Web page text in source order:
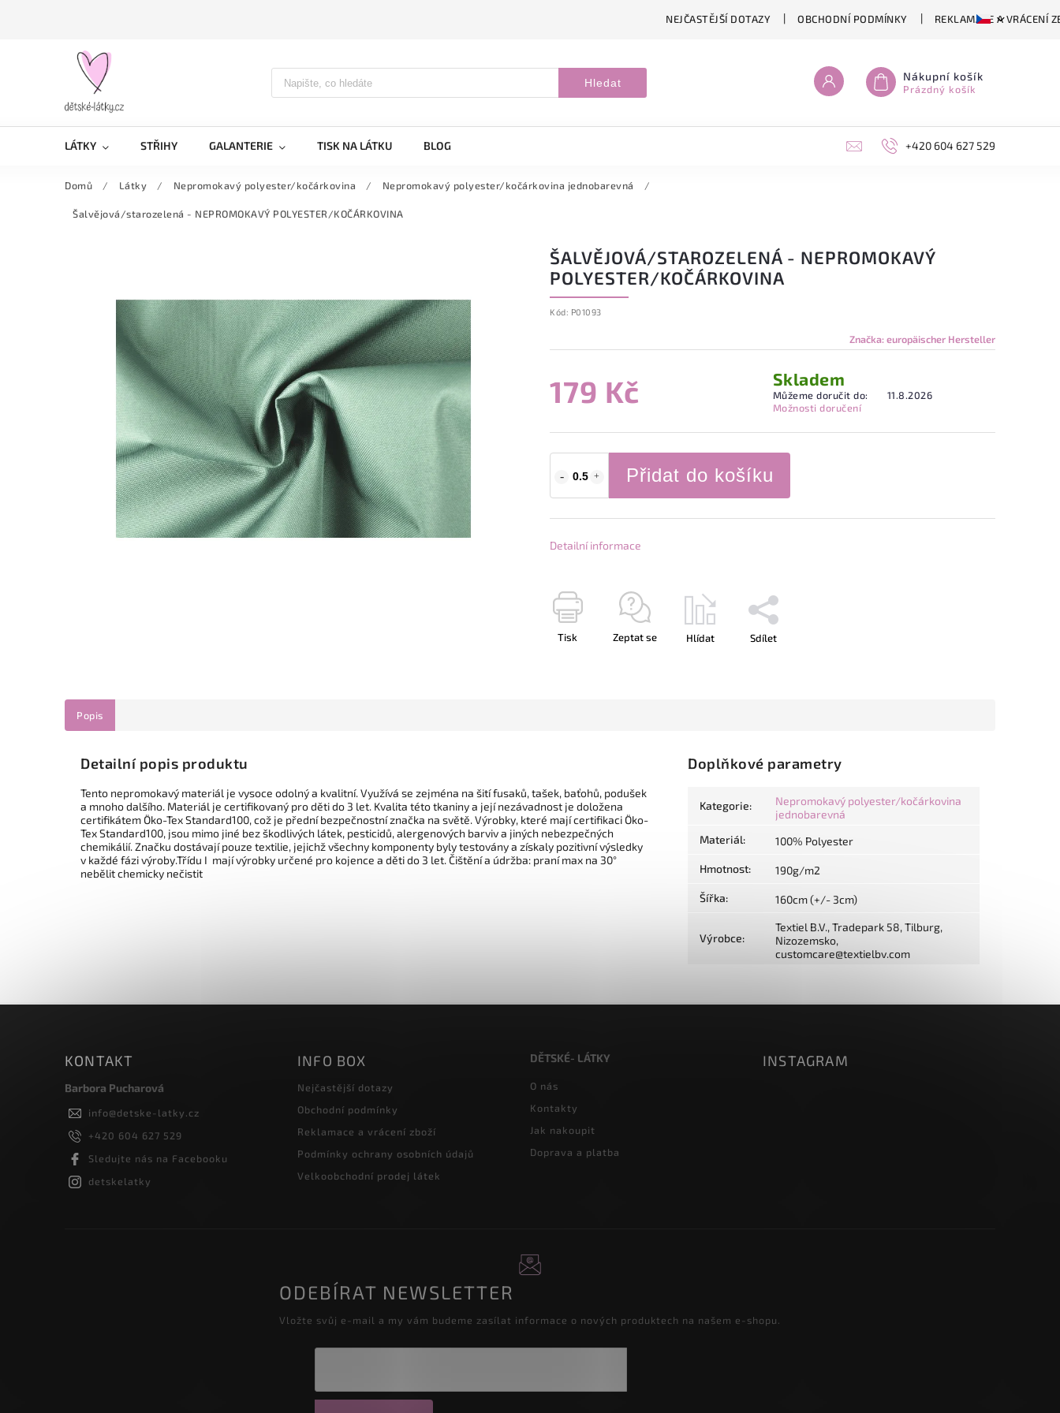
NEJČASTĚJŠÍ DOTAZY OBCHODNÍ PODMÍNKY REKLAMACE A VRÁCENÍ
Hledat Nákupní košík
Prázdný košík
LÁTKY STŘIHY GALANTERIE TISK NA LÁTKU BLOG +420 604 627 529
Domů / Látky / Nepromokavý polyester/kočárkovina / Nepromokavý polyester/kočárkovina jednobarevná /
Šalvějová/starozelená - NEPROMOKAVÝ POLYESTER/KOČÁRKOVINA
ŠALVĚJOVÁ/STAROZELENÁ - NEPROMOKAVÝ
POLYESTER/KOČÁRKOVINA
Kód: P01093
Značka:europäischer Hersteller
179 Kč Skladem
Můžeme doručit do:
11.8.2026
Možnosti doručení
Přidat do košíku
Detailní informace
Tisk Zeptat se Hlídat Sdílet
Popis
Detailní popis produktu
Tento nepromokavý materiál je vysoce odolný a kvalitní. Využívá se zejména na šití fusaků, tašek, baťohů, podušek
a mnoho dalšího. Materiál je certifikovaný pro děti do 3 let. Kvalita této tkaniny a její nezávadnost je doložena
certifikátem Öko-Tex Standard100, což je přední bezpečnostní značka na světě. Výrobky, které mají certifikaci Öko-
Tex Standard100, jsou mimo jiné bez škodlivých látek, pesticidů, alergenových barviv a jiných nebezpečných
chemikálií. Značku dostávají pouze textilie, jejichž všechny komponenty byly testovány a získaly pozitivní výsledky
v každé fázi výroby.Třídu I mají výrobky určené pro kojence a děti do 3 let. Čištění a údržba: praní max na 30°
nebělit chemicky nečistit
Doplňkové parametry
Kategorie:
Nepromokavý polyester/kočárkovina
jednobarevná
Materiál: 100% Polyester
Hmotnost: 190g/m2
Šířka: 160cm (+/- 3cm)
Výrobce:
Textiel B.V., Tradepark 58, Tilburg,
Nizozemsko,
customcare@textielbv.com
KONTAKT
Barbora Pucharová
info@detske-latky.cz
+420 604 627 529
Sledujte nás na Facebooku
detskelatky
INFO BOX
Nejčastější dotazy
Obchodní podmínky
Reklamace a vrácení zboží
Podmínky ochrany osobních údajů
Velkoobchodní prodej látek
DĚTSKÉ- LÁTKY
O nás
Kontakty
Jak nakoupit
Doprava a platba
INSTAGRAM
ODEBÍRAT NEWSLETTER
Vložte svůj e-mail a my vám budeme zasílat informace o nových produktech na našem e-shopu.